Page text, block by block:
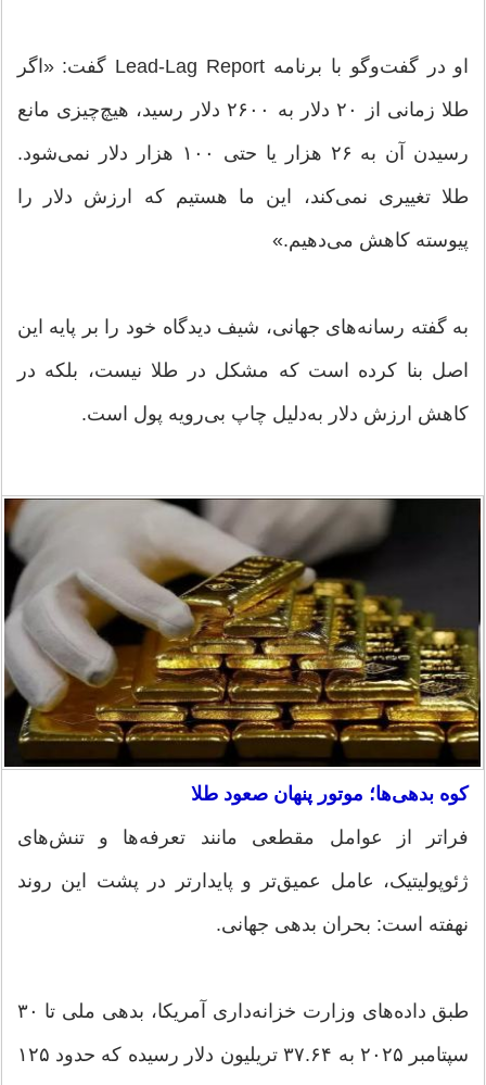
او در گفت‌وگو با برنامه Lead-Lag Report گفت: «اگر
طلا زمانی از ۲۰ دلار به ۲۶۰۰ دلار رسید، هیچ‌چیزی مانع
رسیدن آن به ۲۶ هزار یا حتی ۱۰۰ هزار دلار نمی‌شود.
طلا تغییری نمی‌کند، این ما هستیم که ارزش دلار را
پیوسته کاهش می‌دهیم.»
به گفته رسانه‌های جهانی، شیف دیدگاه خود را بر پایه این
اصل بنا کرده است که مشکل در طلا نیست، بلکه در
کاهش ارزش دلار به‌دلیل چاپ بی‌رویه پول است.
کوه بدهی‌ها؛ موتور پنهان صعود طلا
فراتر از عوامل مقطعی مانند تعرفه‌ها و تنش‌های
ژئوپولیتیک، عامل عمیق‌تر و پایدارتر در پشت این روند
نهفته است: بحران بدهی جهانی.
طبق داده‌های وزارت خزانه‌داری آمریکا، بدهی ملی تا ۳۰
سپتامبر ۲۰۲۵ به ۳۷.۶۴ تریلیون دلار رسیده که حدود ۱۲۵